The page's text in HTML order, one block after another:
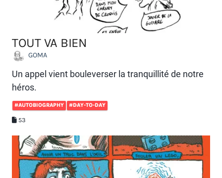
TOUT VA BIEN
GOMA
Un appel vient bouleverser la tranquillité de notre
héros.
#AUTOBIOGRAPHY #DAY-TO-DAY
53